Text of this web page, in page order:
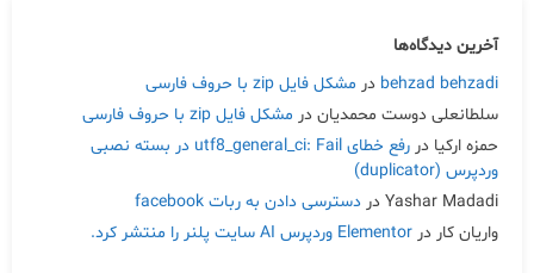
آخرین دیدگاه‌ها
behzad behzadi در مشکل فایل zip با حروف فارسی
سلطانعلی دوست محمدیان در مشکل فایل zip با حروف فارسی
حمزه ارکیا در
رفع خطای utf8_general_ci: Fail در بسته نصبی
وردپرس (duplicator)
Yashar Madadi در دسترسی دادن به ربات facebook
واریان کار در Elementor وردپرس AI سایت پلنر را منتشر کرد.